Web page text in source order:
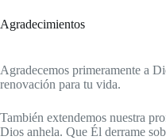
Agradecimientos
Agradecemos primeramente a
renovación para tu vida.
También extendemos nuestra
Dios anhela. Que Él derrame